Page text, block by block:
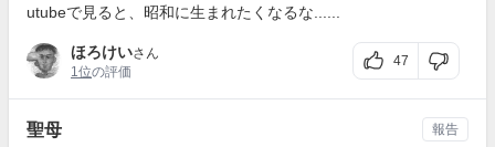
utubeで見ると、昭和に生まれたくなるな......
ほろけいさん
1位の評価
47
聖母 報告